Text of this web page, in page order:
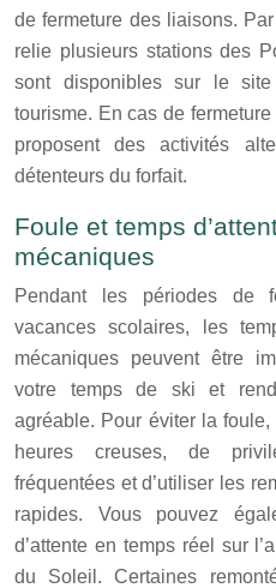
de fermeture des liaisons.
relie plusieurs stations des
sont disponibles sur le
tourisme. En cas de
proposent des activités
détenteurs du forfait.
Foule et temps
mécaniques
Pendant les périodes de
vacances scolaires, les
mécaniques peuvent être
votre temps de ski et
agréable. Pour éviter la
heures creuses, de
fréquentées et d’utiliser les
rapides. Vous pouvez
d’attente en temps réel sur
du Soleil. Certaines